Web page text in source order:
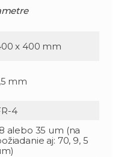
x 400 mm
mm
4
alebo 35 um (na
aj: 70, 9, 5